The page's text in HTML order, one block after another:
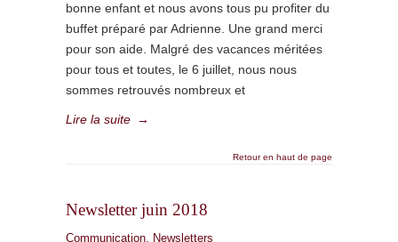
bonne enfant et nous avons tous pu profiter du
buffet préparé par Adrienne. Une grand merci
pour son aide. Malgré des vacances méritées
pour tous et toutes, le 6 juillet, nous nous
sommes retrouvés nombreux et
Lire la suite →
Retour en haut de page
Newsletter juin 2018
Communication, Newsletters